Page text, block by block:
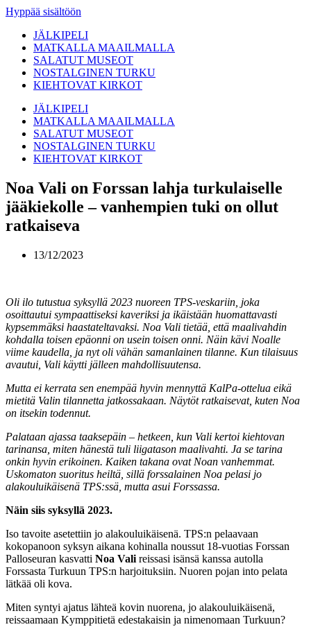
Hyppää sisältöön
JÄLKIPELI
MATKALLA MAAILMALLA
SALATUT MUSEOT
NOSTALGINEN TURKU
KIEHTOVAT KIRKOT
JÄLKIPELI
MATKALLA MAAILMALLA
SALATUT MUSEOT
NOSTALGINEN TURKU
KIEHTOVAT KIRKOT
Noa Vali on Forssan lahja turkulaiselle
jääkiekolle – vanhempien tuki on ollut
ratkaiseva
13/12/2023
Oli ilo tutustua syksyllä 2023 nuoreen TPS-veskariin, joka
osoittautui sympaattiseksi kaveriksi ja ikäistään huomattavasti
kypsemmäksi haastateltavaksi. Noa Vali tietää, että maalivahdin
kohdalla toisen epäonni on usein toisen onni. Näin kävi Noalle
viime kaudella, ja nyt oli vähän samanlainen tilanne. Kun tilaisuus
avautui, Vali käytti jälleen mahdollisuutensa.
Mutta ei kerrata sen enempää hyvin mennyttä KalPa-ottelua eikä
mietitä Valin tilannetta jatkossakaan. Näytöt ratkaisevat, kuten Noa
on itsekin todennut.
Palataan ajassa taaksepäin – hetkeen, kun Vali kertoi kiehtovan
tarinansa, miten hänestä tuli liigatason maalivahti. Ja se tarina
onkin hyvin erikoinen. Kaiken takana ovat Noan vanhemmat.
Uskomaton suoritus heiltä, sillä forssalainen Noa pelasi jo
alakouluikäisenä TPS:ssä, mutta asui Forssassa.
Näin siis syksyllä 2023.
Iso tavoite asetettiin jo alakouluikäisenä. TPS:n pelaavaan
kokopanoon syksyn aikana kohinalla noussut 18-vuotias Forssan
Palloseuran kasvatti Noa Vali reissasi isänsä kanssa autolla
Forssasta Turkuun TPS:n harjoituksiin. Nuoren pojan into pelata
lätkää oli kova.
Miten syntyi ajatus lähteä kovin nuorena, jo alakouluikäisenä,
reissaamaan Kymppitietä edestakaisin ja nimenomaan Turkuun?